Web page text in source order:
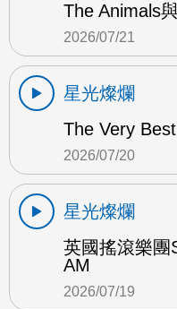
The Animals
2026/07/21
星光燦爛
The Very
2026/07/20
星光燦爛
英國搖滾樂團
AM
2026/07/19